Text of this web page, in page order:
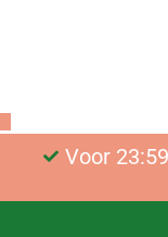
Gratis
Voor